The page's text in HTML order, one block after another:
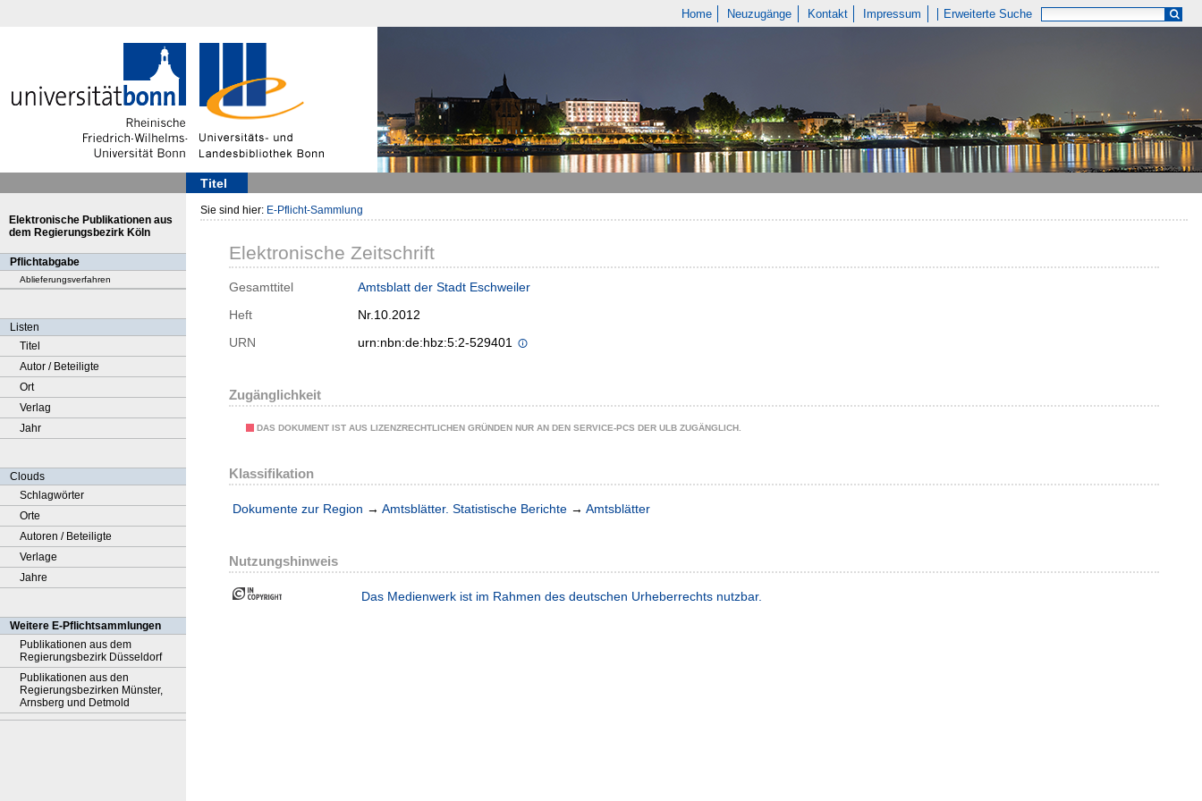
Home Neuzugänge Kontakt Impressum Erweiterte Suche
Titel
Elektronische Publikationen aus
dem Regierungsbezirk Köln
Pflichtabgabe
Ablieferungsverfahren
Listen
Titel
Autor / Beteiligte
Ort
Verlag
Jahr
Clouds
Schlagwörter
Orte
Autoren / Beteiligte
Verlage
Jahre
Weitere E-Pflichtsammlungen
Publikationen aus dem
Regierungsbezirk Düsseldorf
Publikationen aus den
Regierungsbezirken Münster,
Arnsberg und Detmold
Sie sind hier: E-Pflicht-Sammlung
Elektronische Zeitschrift
Gesamttitel
Amtsblatt der Stadt Eschweiler
Heft
Nr.10.2012
URN
urn:nbn:de:hbz:5:2-529401
Zugänglichkeit
DAS DOKUMENT IST AUS LIZENZRECHTLICHEN GRÜNDEN NUR AN DEN SERVICE-PCS DER ULB ZUGÄNGLICH.
Klassifikation
Dokumente zur Region → Amtsblätter. Statistische Berichte → Amtsblätter
Nutzungshinweis
Das Medienwerk ist im Rahmen des deutschen Urheberrechts nutzbar.